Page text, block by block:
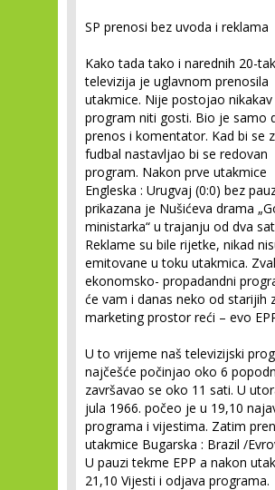
SP prenosi bez uvoda i reklama
Kako tada tako i narednih 20-
televizija je uglavnom prenosila
utakmice. Nije postojao nikakav
program niti gosti. Bio je samo
prenos i komentator. Kad bi se
fudbal nastavljao bi se redovan
program. Nakon prve utakmice
Engleska : Urugvaj (0:0) bez
prikazana je Nušićeva drama
ministarka“ u trajanju od dva
Reklame su bile rijetke, nikad
emitovane u toku utakmica.
ekonomsko- propadandni
će vam i danas neko od starijih
marketing prostor reći – evo
U to vrijeme naš televizijski
najčešće počinjao oko 6
završavao se oko 11 sati. U
jula 1966. počeo je u 19,10
programa i vijestima. Zatim
utakmice Bugarska : Brazil /
U pauzi tekme EPP a nakon
21,10 Vijesti i odjava programa.